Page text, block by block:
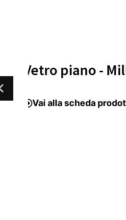
Vetro piano -
Vai alla scheda
Vetro piano -
Vai alla scheda